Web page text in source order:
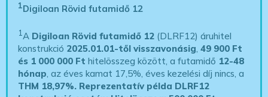
1Digiloan Rövid futamidő 12
1A Digiloan Rövid futamidő 12 (DLRF12) áruhitel
konstrukció 2025.01.01-től visszavonásig,49 900 Ft
és 1 000 000 Ft hitelösszeg között, a futamidő 12-48
hónap, az éves kamat 17,5%, éves kezelési díj nincs, a
THM 18,97%. Reprezentatív példa DLRF12